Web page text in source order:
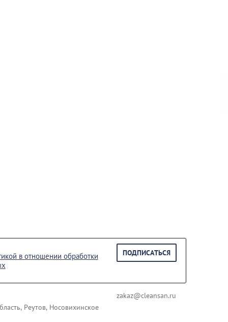
в отношении обработки
ПОДПИСАТЬСЯ
Реутов, Носовихинское
zakaz@cleansan.ru